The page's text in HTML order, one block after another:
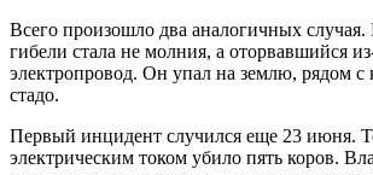
Всего произошло два аналогичных
гибели стала не молния, а оторвавшийся
электропровод. Он упал на землю, рядом с
стадо.
Первый инцидент случился еще 23 июня.
электрическим током убило пять коров.